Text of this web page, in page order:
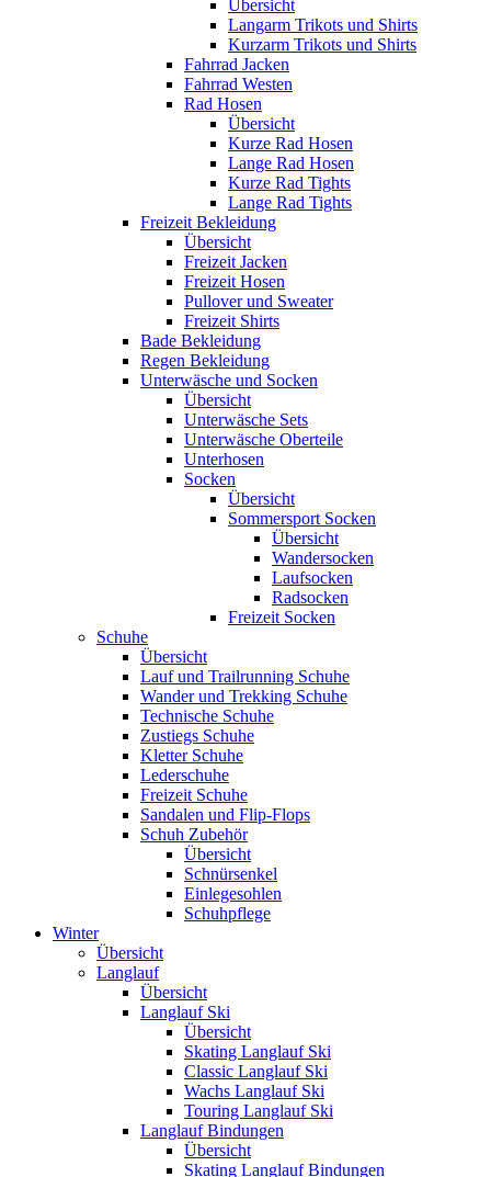
Übersicht
Langarm Trikots und Shirts
Kurzarm Trikots und Shirts
Fahrrad Jacken
Fahrrad Westen
Rad Hosen
Übersicht
Kurze Rad Hosen
Lange Rad Hosen
Kurze Rad Tights
Lange Rad Tights
Freizeit Bekleidung
Übersicht
Freizeit Jacken
Freizeit Hosen
Pullover und Sweater
Freizeit Shirts
Bade Bekleidung
Regen Bekleidung
Unterwäsche und Socken
Übersicht
Unterwäsche Sets
Unterwäsche Oberteile
Unterhosen
Socken
Übersicht
Sommersport Socken
Übersicht
Wandersocken
Laufsocken
Radsocken
Freizeit Socken
Schuhe
Übersicht
Lauf und Trailrunning Schuhe
Wander und Trekking Schuhe
Technische Schuhe
Zustiegs Schuhe
Kletter Schuhe
Lederschuhe
Freizeit Schuhe
Sandalen und Flip-Flops
Schuh Zubehör
Übersicht
Schnürsenkel
Einlegesohlen
Schuhpflege
Winter
Übersicht
Langlauf
Übersicht
Langlauf Ski
Übersicht
Skating Langlauf Ski
Classic Langlauf Ski
Wachs Langlauf Ski
Touring Langlauf Ski
Langlauf Bindungen
Übersicht
Skating Langlauf Bindungen